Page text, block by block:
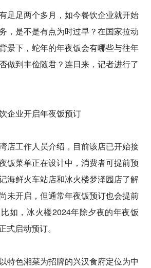
足两个多月，如今餐饮企业就开始
，是不是有点为时过早？在国家拉动
景下，蛇年的年夜饭会有哪些与往年
做到丰俭随君？连日来，记者进行了
业开启年夜饭预订
工作人员介绍，目前该店已开始接
饭菜单正在设计中，消费者可提前预
海鲜火车站店和冰火楼梦泽园店了解
未开启，但通常年夜饭预订也会提前
如，冰火楼2024年除夕夜的年夜饭
式启动预订。
色湘菜为招牌的兴汉食府定位为中